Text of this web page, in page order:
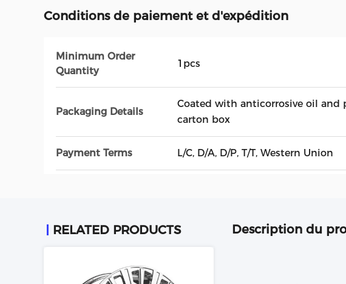
Conditions de paiement et d'expédition
Minimum Order
Quantity
1pcs
Packaging Details
Coated with anticorrosive oil and
carton box
Payment Terms L/C, D/A, D/P, T/T, Western Union
RELATED PRODUCTS Description du